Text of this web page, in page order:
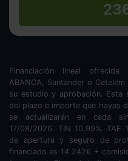
Financiación lineal ofrecida
ABANCA, Santander o
su estudio y aprobación. Esta
del plazo e importe que hayas
se actualizarán en cada
17/08/2026. TIN 10,99%. TAE
de apertura y seguro de
financiado es 14.242€ +